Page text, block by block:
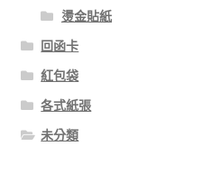
燙金貼紙
回函卡
紅包袋
各式紙張
未分類